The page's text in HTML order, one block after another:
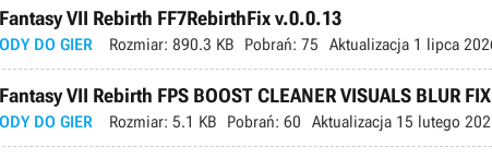
VII Rebirth FF7RebirthFix v.0.0.13
DO GIER Rozmiar: 890.3 KB Pobrań: 75 Aktualizacja 1 lipca
VII Rebirth FPS BOOST CLEANER VISUALS BLUR
DO GIER Rozmiar: 5.1 KB Pobrań: 60 Aktualizacja 15 lutego